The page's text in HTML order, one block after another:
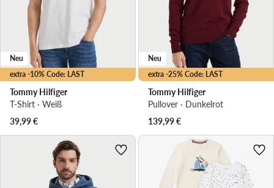
extra -10% Code: LAST
Neu
Tommy Hilfiger
T-Shirt · Weiß
39,99€
extra -25% Code: LAST
Neu
Tommy Hilfiger
Pullover · Dunkelrot
139,99€